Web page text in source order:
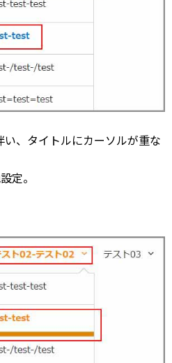
、タイトルにカーソルが重な
定。